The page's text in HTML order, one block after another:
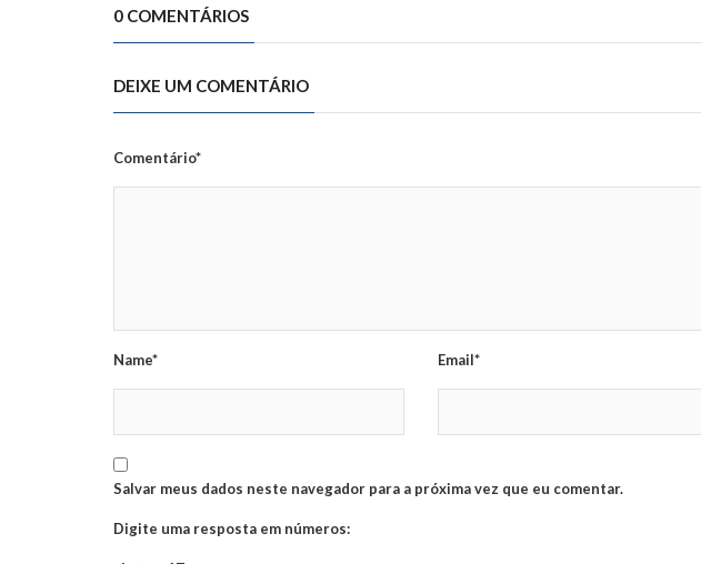
0 COMENTÁRIOS
DEIXE UM COMENTÁRIO
Comentário*
Name* Email*
Salvar meus dados neste navegador para a próxima vez que eu comentar.
Digite uma resposta em números: